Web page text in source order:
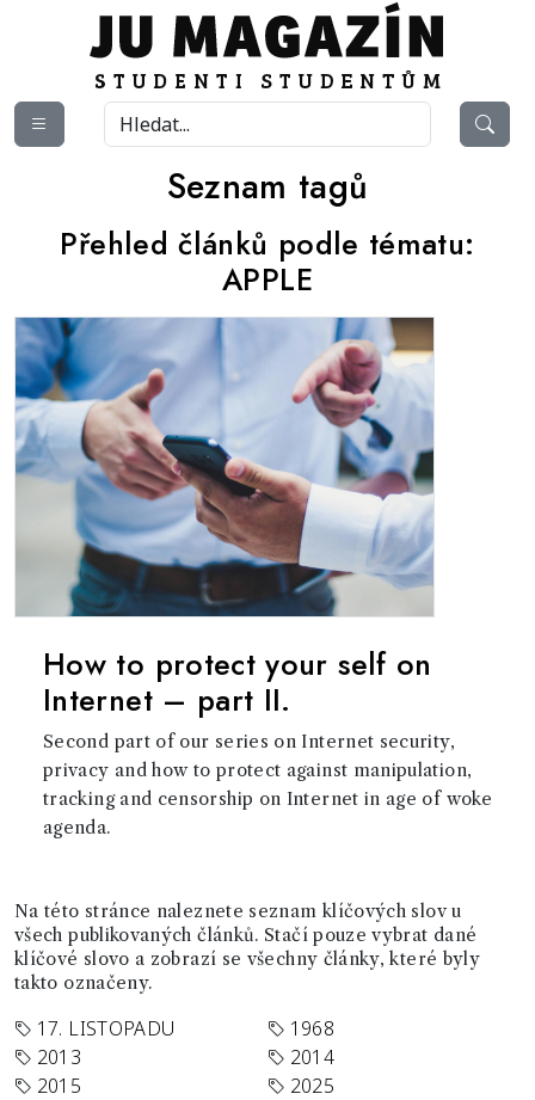
Seznam tagů
Přehled článků podle tématu:
APPLE
How to protect your self on
Internet – part II.
Second part of our series on Internet security,
privacy and how to protect against manipulation,
tracking and censorship on Internet in age of woke
agenda.
Na této stránce naleznete seznam klíčových slov u
všech publikovaných článků. Stačí pouze vybrat dané
klíčové slovo a zobrazí se všechny články, které byly
takto označeny.
17. LISTOPADU
1968
2013
2014
2015
2025